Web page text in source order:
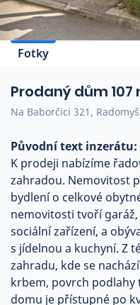
Fotky
Prodaný dům 107
Na Baborčici 321,
Původní text inzerátu:
K prodeji nabízíme
zahradou. Nemovitost
bydlení o celkové
nemovitosti tvoří
sociální zařízení, a
s jídelnou a kuchyní. Z
zahradu, kde se
krbem, povrch podlahy
domu je přístupné po